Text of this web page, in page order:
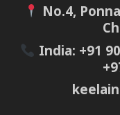
No.4,
India: +91